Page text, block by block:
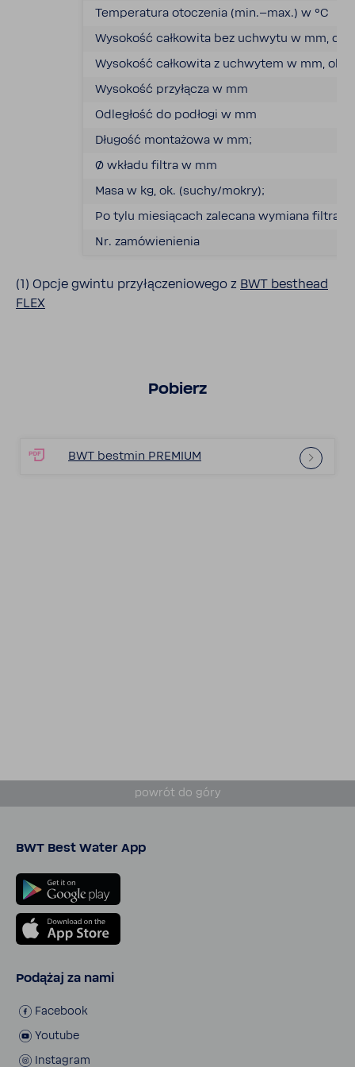
Tempe­ra­tura otoczenia (min.–max.) w °C
Wyso­kość całko­wita bez uchwytu w mm, ok.
Wyso­kość całko­wita z uchwytem w mm, ok.
Wyso­kość przy­łącza w mm
Odle­głość do podłogi w mm
Długość monta­żowa w mm;
Ø wkładu filtra w mm
Masa w kg, ok. (suchy/mokry);
Po tylu miesią­cach zale­cana wymiana filtra
Nr. zamó­wie­nienia
(1) Opcje gwintu przy­łą­cze­nio­wego z BWT besthead
FLEX
Pobierz
BWT bestmin PREMIUM
powrót do góry
BWT Best Water App
Podążaj za nami
Face­book
Youtube
Insta­gram